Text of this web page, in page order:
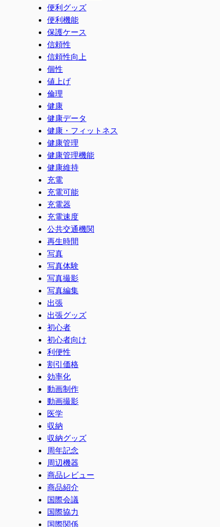
便利グッズ
便利機能
保護ケース
信頼性
信頼性向上
個性
値上げ
倫理
健康
健康データ
健康・フィットネス
健康管理
健康管理機能
健康維持
充電
充電可能
充電器
充電速度
公共交通機関
再生時間
写真
写真体験
写真撮影
写真編集
出張
出張グッズ
初心者
初心者向け
利便性
割引価格
効率化
動画制作
動画撮影
医学
収納
収納グッズ
周年記念
周辺機器
商品レビュー
商品紹介
国際会議
国際協力
国際関係